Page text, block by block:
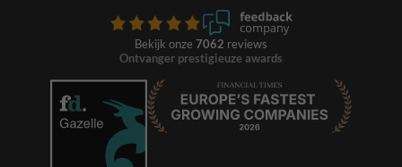
Bekijk onze 7062 reviews
Ontvanger prestigieuze awards